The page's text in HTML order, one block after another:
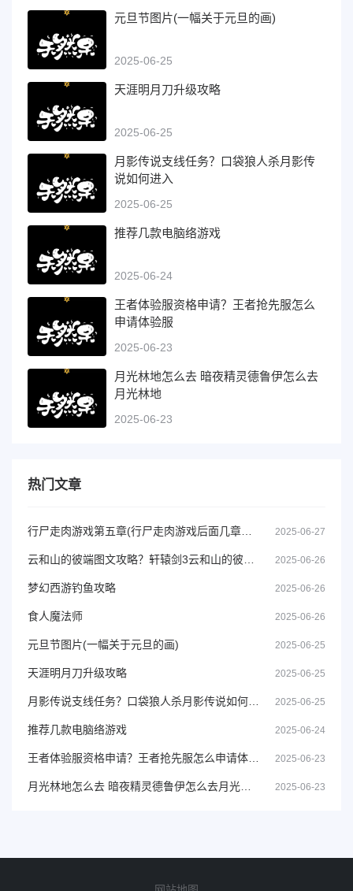
元旦节图片(一幅关于元旦的画)
2025-06-25
天涯明月刀升级攻略
2025-06-25
月影传说支线任务？口袋狼人杀月影传
说如何进入
2025-06-25
推荐几款电脑络游戏
2025-06-24
王者体验服资格申请？王者抢先服怎么
申请体验服
2025-06-23
月光林地怎么去 暗夜精灵德鲁伊怎么去
月光林地
2025-06-23
热门文章
2025-06-27
2025-06-26
梦幻西游钓鱼攻略 2025-06-26
食人魔法师 2025-06-26
元旦节图片(一幅关于元旦的画) 2025-06-25
天涯明月刀升级攻略 2025-06-25
2025-06-25
推荐几款电脑络游戏 2025-06-24
2025-06-23
2025-06-23